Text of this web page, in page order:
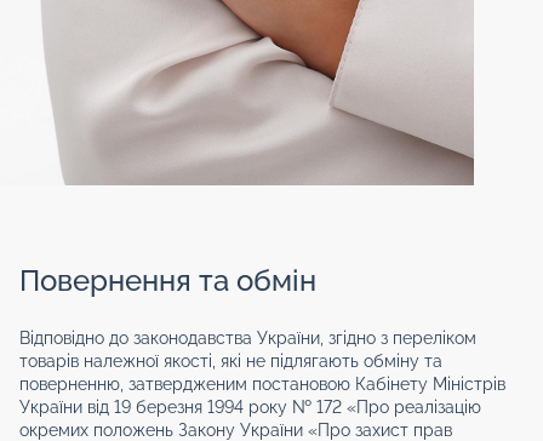
Повернення та обмін
Відповідно до законодавства України, згідно з переліком
товарів належної якості, які не підлягають обміну та
поверненню, затвердженим постановою Кабінету Міністрів
України від 19 березня 1994 року № 172 «Про реалізацію
окремих положень Закону України «Про захист прав